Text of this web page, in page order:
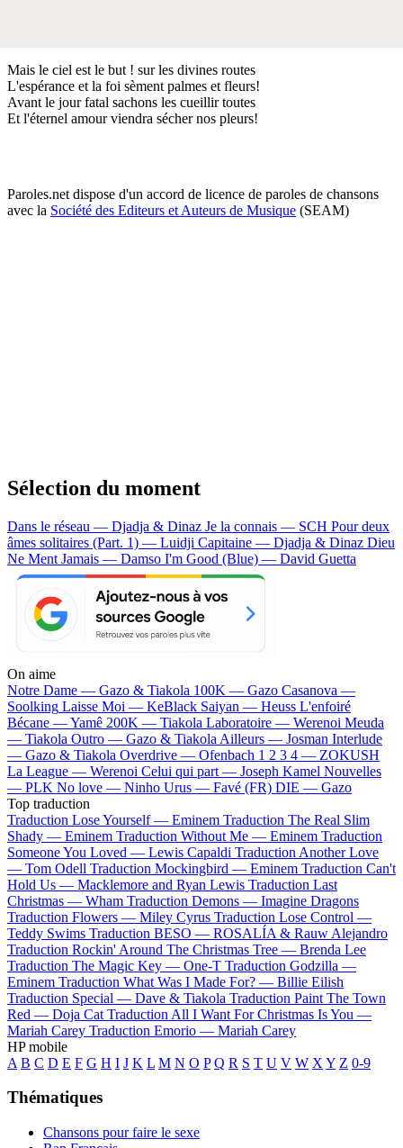
Mais le ciel est le but ! sur les divines routes
L'espérance et la foi sèment palmes et fleurs!
Avant le jour fatal sachons les cueillir toutes
Et l'éternel amour viendra sécher nos pleurs!
Paroles.net dispose d'un accord de licence de paroles de chansons
avec la Société des Editeurs et Auteurs de Musique (SEAM)
Sélection du moment
Dans le réseau — Djadja & Dinaz Je la connais — SCH Pour deux
âmes solitaires (Part. 1) — Luidji Capitaine — Djadja & Dinaz Dieu
Ne Ment Jamais — Damso I'm Good (Blue) — David Guetta
On aime
Notre Dame — Gazo & Tiakola 100K — Gazo Casanova —
Soolking Laisse Moi — KeBlack Saiyan — Heuss L'enfoiré
Bécane —Yamê 200K — Tiakola Laboratoire — Werenoi Meuda
— Tiakola Outro — Gazo & Tiakola Ailleurs — Josman Interlude
— Gazo & Tiakola Overdrive — Ofenbach 1 2 3 4 — ZOKUSH
La League — Werenoi Celui qui part — Joseph Kamel Nouvelles
— PLK No love — Ninho Urus — Favé (FR) DIE — Gazo
Top traduction
Traduction Lose Yourself — Eminem Traduction The Real Slim
Shady — Eminem Traduction Without Me — Eminem Traduction
Someone You Loved — Lewis Capaldi Traduction Another Love
— Tom Odell Traduction Mockingbird — Eminem Traduction Can't
Hold Us — Macklemore and Ryan Lewis Traduction Last
Christmas — Wham Traduction Demons — Imagine Dragons
Traduction Flowers — Miley Cyrus Traduction Lose Control —
Teddy Swims Traduction BESO — ROSALÍA & Rauw Alejandro
Traduction Rockin' Around The Christmas Tree — Brenda Lee
Traduction The Magic Key — One-T Traduction Godzilla —
Eminem Traduction What Was I Made For? — Billie Eilish
Traduction Special — Dave & Tiakola Traduction Paint The Town
Red — Doja Cat Traduction All I Want For Christmas Is You —
Mariah Carey Traduction Emorio — Mariah Carey
HP mobile
A B C D E F G H I J K L M N O P Q R S T U V W X Y Z 0-9
Thématiques
Chansons pour faire le sexe